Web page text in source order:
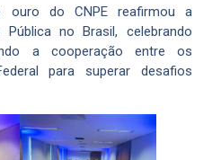
do CNPE reafirmou a
Pública no Brasil, celebrando
a cooperação entre os
para superar desafios